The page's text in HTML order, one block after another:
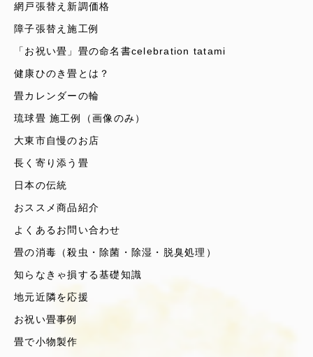
網戸張替え新調価格
障子張替え施工例
「お祝い畳」畳の命名書celebration tatami
健康ひのき畳とは？
畳カレンダーの輪
琉球畳 施工例（画像のみ）
大東市自慢のお店
長く寄り添う畳
日本の伝統
おススメ商品紹介
よくあるお問い合わせ
畳の消毒（殺虫・除菌・除湿・脱臭処理）
知らなきゃ損する基礎知識
地元近隣を応援
お祝い畳事例
畳で小物製作